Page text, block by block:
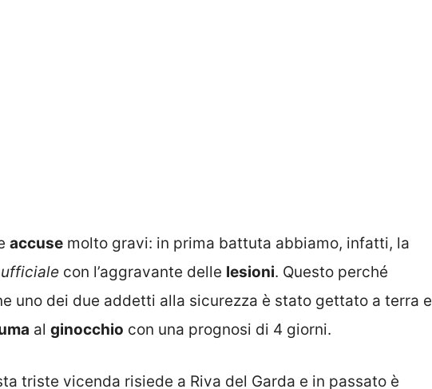
accuse molto gravi: in prima battuta abbiamo, infatti, la
con l’aggravante delle lesioni. Questo perché
uno dei due addetti alla sicurezza è stato gettato a terra e
al ginocchio con una prognosi di 4 giorni.
triste vicenda risiede a Riva del Garda e in passato è